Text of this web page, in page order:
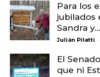
Para los
jubilados
Sandra y...
Julián Pilatti -
El
que ni